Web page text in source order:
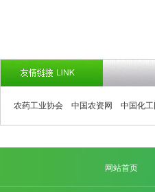
农药工业协会 中国农资网 中国化工
网站首页